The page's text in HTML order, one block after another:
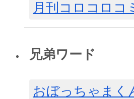
月刊コロコロコ
兄弟ワード
おぼっちゃまく